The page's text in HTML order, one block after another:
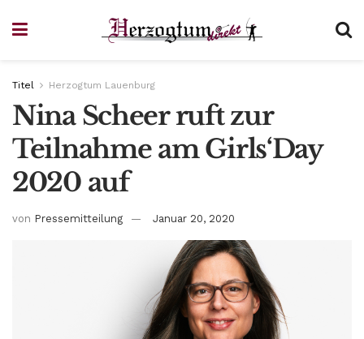
Titel Herzogtum Lauenburg
Nina Scheer ruft zur
Teilnahme am Girls‘Day
2020 auf
von Pressemitteilung Januar 20, 2020